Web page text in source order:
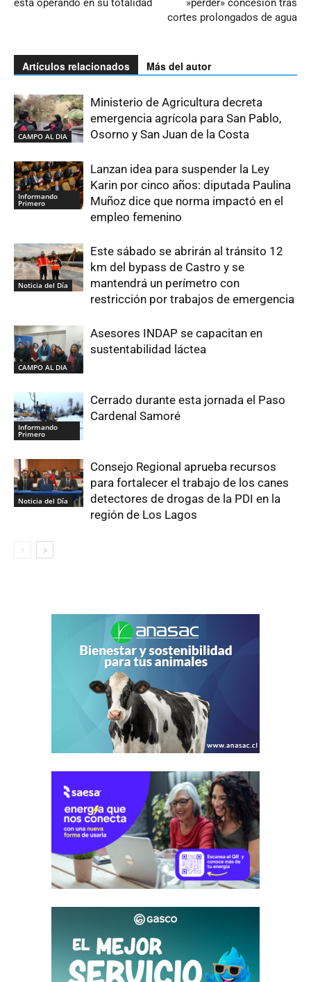
está operando en su totalidad
»perder» concesión tras
cortes prolongados de agua
Artículos relacionados Más del autor
CAMPO AL DIA
Ministerio de Agricultura decreta
emergencia agrícola para San Pablo,
Osorno y San Juan de la Costa
Informando
Primero
Lanzan idea para suspender la Ley
Karin por cinco años: diputada Paulina
Muñoz dice que norma impactó en el
empleo femenino
Noticia del Día
Este sábado se abrirán al tránsito 12
km del bypass de Castro y se
mantendrá un perímetro con
restricción por trabajos de emergencia
CAMPO AL DIA
Asesores INDAP se capacitan en
sustentabilidad láctea
Informando
Primero
Cerrado durante esta jornada el Paso
Cardenal Samoré
Noticia del Día
Consejo Regional aprueba recursos
para fortalecer el trabajo de los canes
detectores de drogas de la PDI en la
región de Los Lagos